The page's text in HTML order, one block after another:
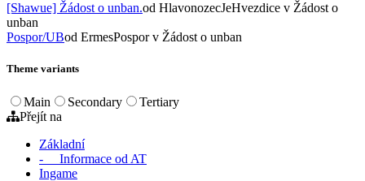
[Shawue] Žádost o unban.od HlavonozecJeHvezdice v Žádost o
unban
Pospor/UBod ErmesPosporv Žádost o unban
Theme variants
Main Secondary
Tertiary
Přejít na
Základní
- Informace od AT
Ingame